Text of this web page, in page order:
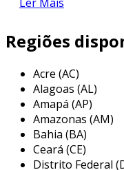
descubra como esse
principais
os puxadores de
são cuidadosamente
combinarestética
durabilidade
sua composição em
Regiões
Acre (AC)
Alagoas (AL)
Amapá (AP)
Amazonas (AM)
Bahia (BA)
Ceará (CE)
Distrito Federal